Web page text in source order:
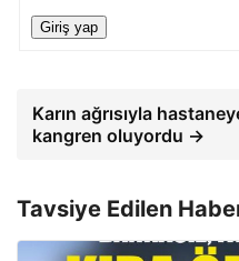
Giriş yap
Karın ağrısıyla
kangren oluyordu →
Tavsiye Edilen